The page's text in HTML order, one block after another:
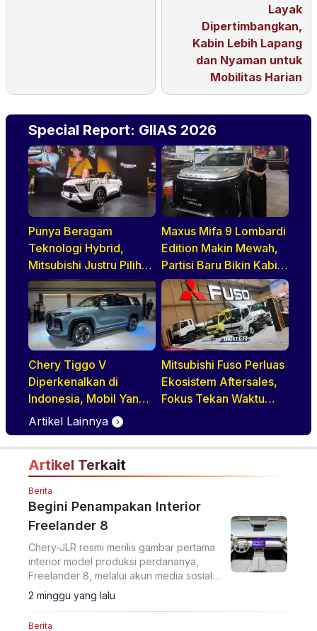
Layak
Dipertimbangkan,
Kabin Lebih Lapang
dan Nyaman untuk
Mobilitas Harian
Special Report: GIIAS 2026
Punya Beragam
Teknologi Hybrid,
Mitsubishi Justru Pilih
HEV untuk Indonesia
Maxus Mifa 9 Lombardi
Edition Makin Mewah,
Partisi Baru Bikin Kabin
Lebih Lapang dan
Eksklusif
Chery Tiggo V
Diperkenalkan di
Indonesia, Mobil Yang
BIsa Jadi MPV Hingga
Double Cabin
Mitsubishi Fuso Perluas
Ekosistem Aftersales,
Fokus Tekan Waktu
Artikel Lainnya
Artikel Terkait
Berita
Begini Penampakan Interior
Freelander 8
Chery-JLR resmi merilis gambar pertama
interior model produksi perdananya,
Freelander 8, melalui akun media sosial
resminya.
2 minggu yang lalu
Berita